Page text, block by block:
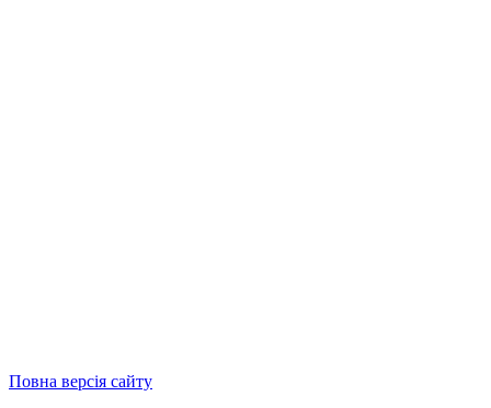
Повна версія сайту